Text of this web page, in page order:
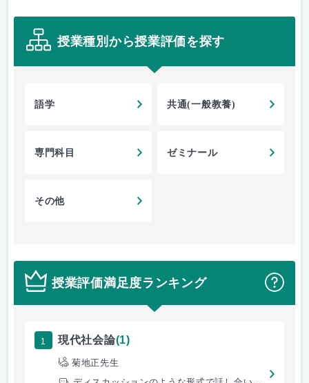
授業種別から授業評価を探す
語学 共通(一般教養)
専門科目 ゼミナール
その他
授業評価満足度ランキング ？
1 現代社会論(1)
菊地正先生